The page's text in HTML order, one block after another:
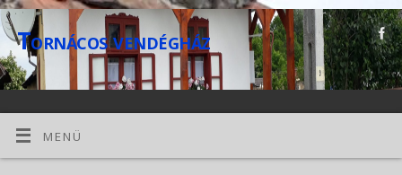
Tornácos vendégház
MENÜ